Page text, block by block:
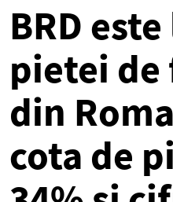
BRD
pietei
din
cota de